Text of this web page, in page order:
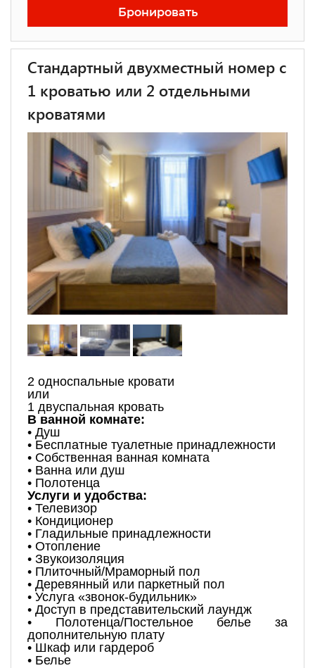
Бронировать
Стандартный двухместный номер с
1 кроватью или 2 отдельными
кроватями
2 односпальные кровати
или
1 двуспальная кровать
В ванной комнате:
• Душ
• Бесплатные туалетные принадлежности
• Собственная ванная комната
• Ванна или душ
• Полотенца
Услуги и удобства:
• Телевизор
• Кондиционер
• Гладильные принадлежности
• Отопление
• Звукоизоляция
• Плиточный/Мраморный пол
• Деревянный или паркетный пол
• Услуга «звонок-будильник»
• Доступ в представительский лаундж
• Полотенца/Постельное белье за
дополнительную плату
• Шкаф или гардероб
• Белье